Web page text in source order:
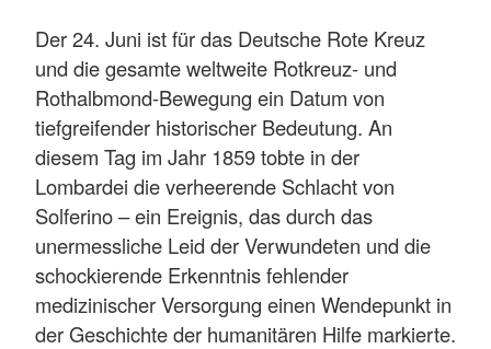
Der 24. Juni ist für das Deutsche Rote Kreuz
und die gesamte weltweite Rotkreuz- und
Rothalbmond-Bewegung ein Datum von
tiefgreifender historischer Bedeutung. An
diesem Tag im Jahr 1859 tobte in der
Lombardei die verheerende Schlacht von
Solferino – ein Ereignis, das durch das
unermessliche Leid der Verwundeten und die
schockierende Erkenntnis fehlender
medizinischer Versorgung einen Wendepunkt in
der Geschichte der humanitären Hilfe markierte.